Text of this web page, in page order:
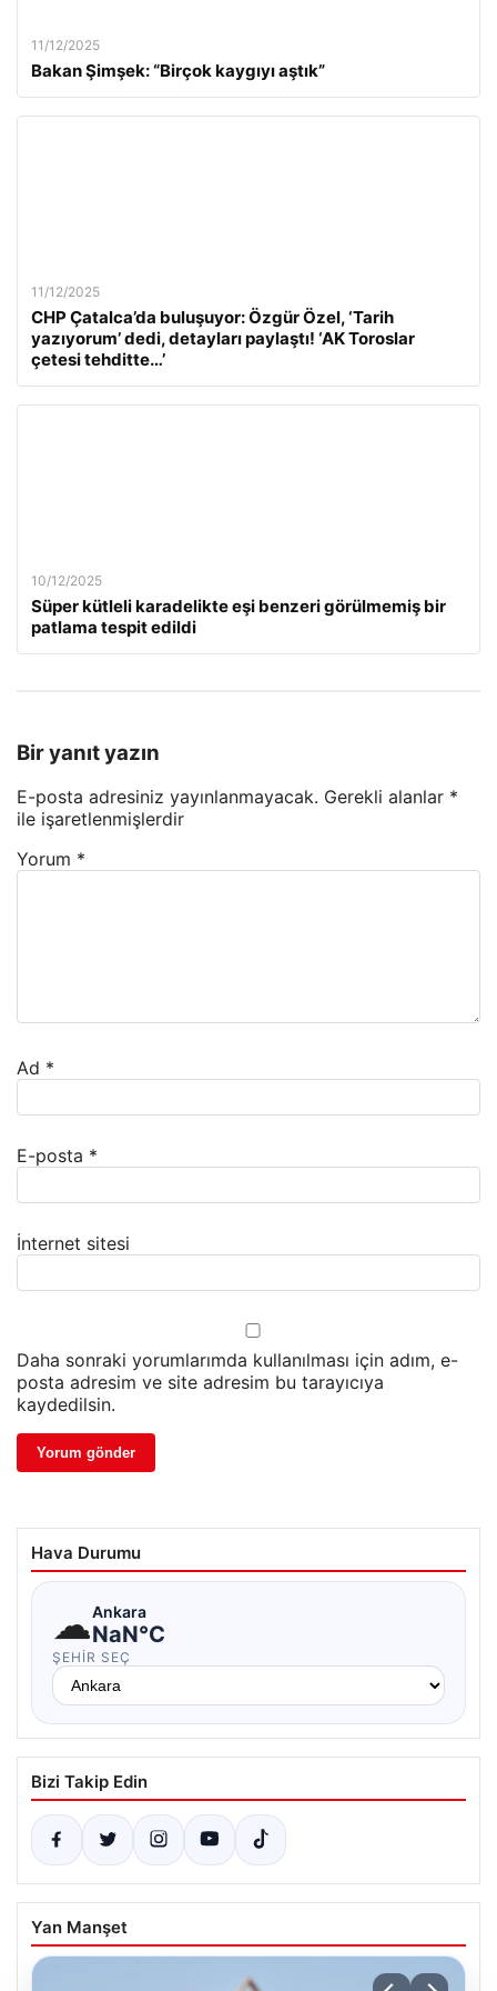
11/12/2025
Bakan Şimşek: “Birçok kaygıyı aştık”
11/12/2025
CHP Çatalca’da buluşuyor: Özgür Özel, ‘Tarih
yazıyorum’ dedi, detayları paylaştı! ‘AK Toroslar
çetesi tehditte…’
10/12/2025
Süper kütleli karadelikte eşi benzeri görülmemiş bir
patlama tespit edildi
Bir yanıt yazın
E-posta adresiniz yayınlanmayacak. Gerekli alanlar *
ile işaretlenmişlerdir
Yorum *
Ad *
E-posta *
İnternet sitesi
Daha sonraki yorumlarımda kullanılması için adım, e-
posta adresim ve site adresim bu tarayıcıya
kaydedilsin.
Hava Durumu
☁Ankara
NaN°C
ŞEHIR SEÇ
Bizi Takip Edin
Yan Manşet